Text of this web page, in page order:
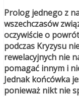
Prolog jednego z
wszechczasów
oczywiście o
podczas Kryzysu
rewelacyjnych nie
pomagać innym i
Jednak końcówka
ponieważ nikt nie